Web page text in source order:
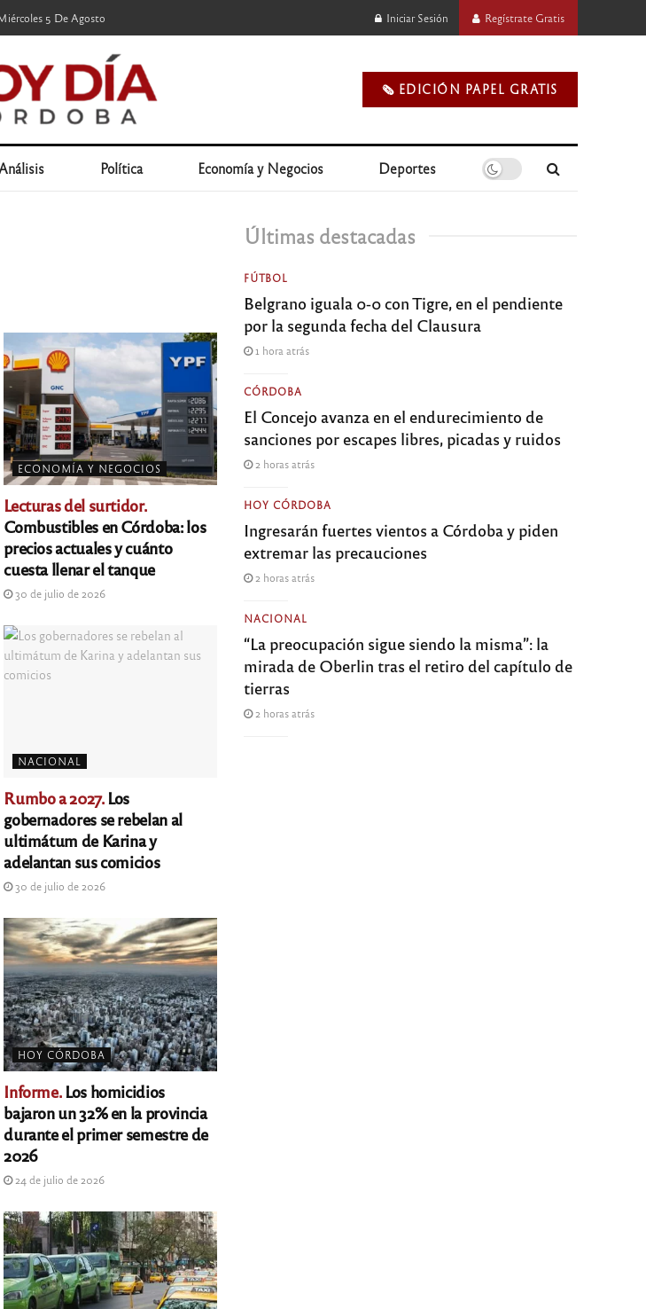
5 De Agosto Iniciar Sesión Regístrate Gratis
🗞️ EDICIÓN PAPEL GRATIS
Política Economía y Negocios Deportes
ECONOMÍA Y NEGOCIOS
Lecturas del surtidor.
Combustibles en Córdoba: los
precios actuales y cuánto
cuesta llenar el tanque
30 de julio de 2026
NACIONAL
Rumbo a 2027.Los
gobernadores se rebelan al
ultimátum de Karina y
adelantan sus comicios
30 de julio de 2026
HOY CÓRDOBA
Informe.Los homicidios
bajaron un 32% en la provincia
durante el primer semestre de
2026
24 de julio de 2026
Últimas destacadas
FÚTBOL
Belgrano iguala 0-0 con Tigre, en el pendiente
por la segunda fecha del Clausura
1 hora atrás
CÓRDOBA
El Concejo avanza en el endurecimiento de
sanciones por escapes libres, picadas y ruidos
2 horas atrás
HOY CÓRDOBA
Ingresarán fuertes vientos a Córdoba y piden
extremar las precauciones
2 horas atrás
NACIONAL
“La preocupación sigue siendo la misma”: la
mirada de Oberlin tras el retiro del capítulo de
tierras
2 horas atrás